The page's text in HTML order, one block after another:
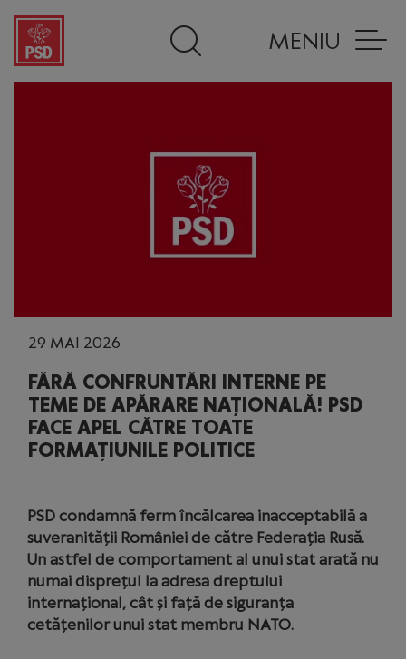
MENIU
29 MAI 2026
FĂRĂ CONFRUNTĂRI INTERNE PE
TEME DE APĂRARE NAȚIONALĂ! PSD
FACE APEL CĂTRE TOATE
FORMAȚIUNILE POLITICE
PSD condamnă ferm încălcarea inacceptabilă a
suveranității României de către Federația Rusă.
Un astfel de comportament al unui stat arată nu
numai disprețul la adresa dreptului
internațional, cât și față de siguranța
cetățenilor unui stat membru NATO.